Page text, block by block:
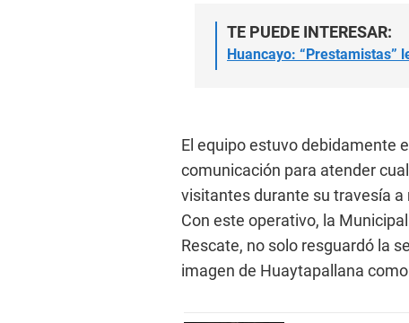
TE PUEDE INTERESAR:
Huancayo: “Prestamistas”
El equipo estuvo debidamente
comunicación para atender
visitantes durante su travesía
Con este operativo, la
Rescate, no solo resguardó la
imagen de Huaytapallana